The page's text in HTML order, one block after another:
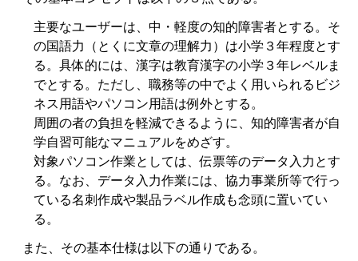
主要なユーザーは、中・軽度の知的障害者とする。そ
の国語力（とくに文章の理解力）は小学３年程度とす
る。具体的には、漢字は教育漢字の小学３年レベルま
でとする。ただし、職務等の中でよく用いられるビジ
ネス用語やパソコン用語は例外とする。
周囲の者の負担を軽減できるように、知的障害者が自
学自習可能なマニュアルをめざす。
対象パソコン作業としては、伝票等のデータ入力とす
る。なお、データ入力作業には、協力事業所等で行っ
ている名刺作成や製品ラベル作成も念頭に置いてい
る。
また、その基本仕様は以下の通りである。